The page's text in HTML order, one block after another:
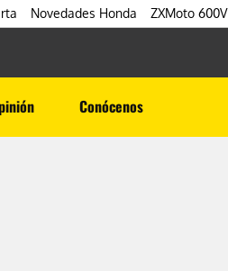
Novedades Honda ZXMoto 600V
Conócenos